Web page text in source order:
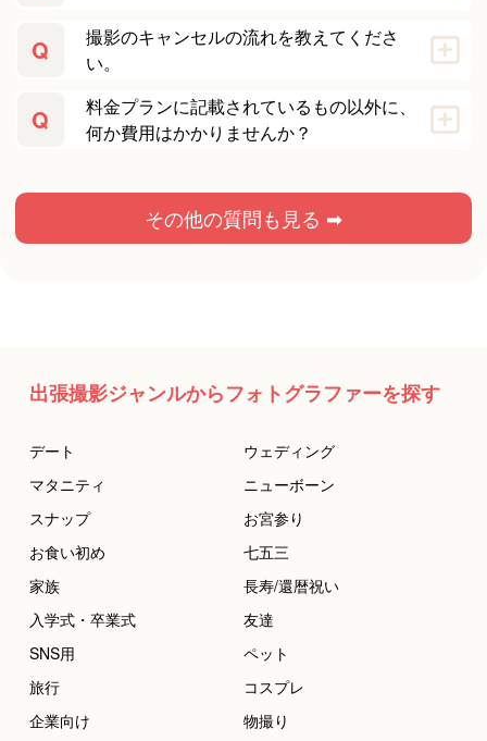
Q
撮影のキャンセルの流れを教えてくださ
い。
Q
料金プランに記載されているもの以外に、
何か費用はかかりませんか？
その他の質問も見る ➡
出張撮影ジャンルからフォトグラファーを探す
デート
ウェディング
マタニティ
ニューボーン
スナップ
お宮参り
お食い初め
七五三
家族
長寿/還暦祝い
入学式・卒業式
友達
SNS用
ペット
旅行
コスプレ
企業向け
物撮り